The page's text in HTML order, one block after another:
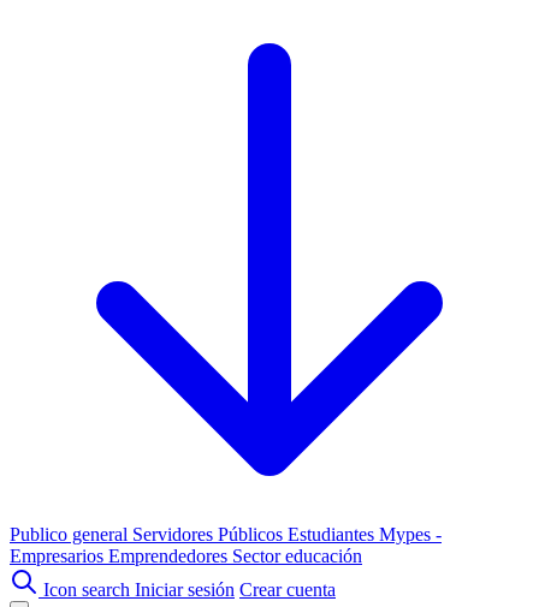
Publico general Servidores Públicos Estudiantes Mypes -
Empresarios Emprendedores Sector educación
Icon search Iniciar sesión Crear cuenta